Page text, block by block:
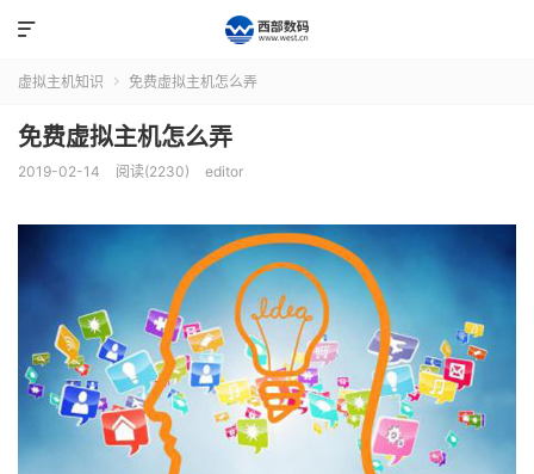

虚拟主机知识  免费虚拟主机怎么弄
免费虚拟主机怎么弄
2019-02-14 阅读(2230) editor